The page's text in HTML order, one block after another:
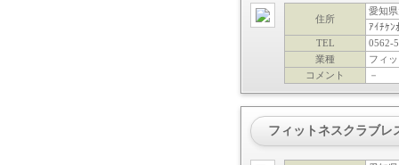
住所
愛知
ｱｲﾁｹﾝ
TEL
0562-
業種
フィ
コメント
－
フィットネスクラブレ